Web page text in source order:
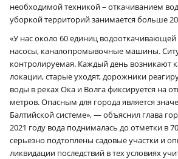
необходимой техникой – откачиванием
уборкой территорий занимается больше
«У нас около 60 единиц
насосы, каналопромывочные машины.
контролируемая. Каждый день возникают
локации, старые уходят, дорожники
воды в реках Ока и Волга фиксируется на
метров. Опасным для города является
Балтийской системе», — объяснил глава
2021 году вода поднималась до отметки в
серьезно подтоплены садовые участки и
ликвидации последствий в тех условиях